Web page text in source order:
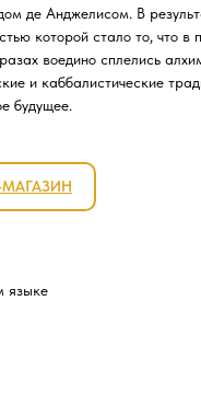
де Анджелисом. В
которой стало то, что в
воедино сплелись
и каббалистические
будущее.
МАГАЗИН
языке